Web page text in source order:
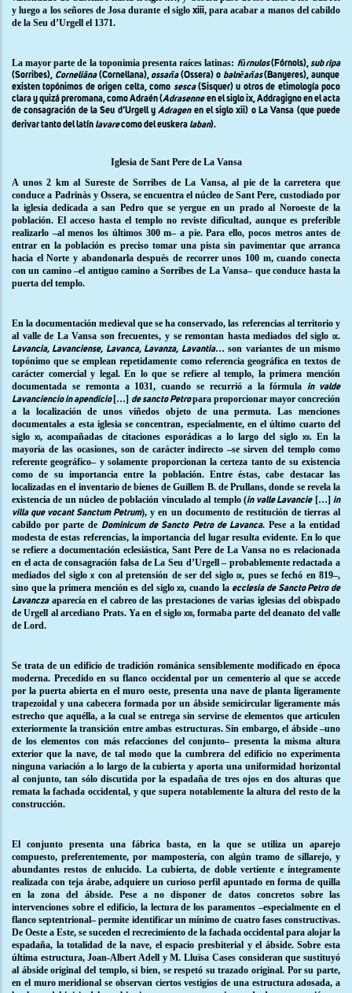
y luego a los señores de Josa durante el siglo xiii, para acabar a manos del cabildo
de la Seu d’Urgell el 1371.
La mayor parte de la toponimia presenta raíces latinas: fŭrnulos(Fórnols),sub rīpa
(Sorribes), Corneliāna(Cornellana), ossarĭa(Ossera) o balnĕarĭas(Banyeres), aunque
existen topónimos de origen celta, como sesca(Sisquer) u otros de etimología poco
clara y quizá preromana, como Adraén (Adrasenneen el sigloix, Addragigno en el acta
de consagración de la Seu d’Urgell yAdragenen el sigloxii) o La Vansa (que puede
derivar tanto del latín lavarecomo del euskera laban).
Iglesia de Sant Pere de La Vansa
A unos 2 km al Sureste de Sorribes de La Vansa, al pie de la carretera que
conduce a Padrinàs y Ossera, se encuentra el núcleo de Sant Pere, custodiado por
la iglesia dedicada a san Pedro que se yergue en un prado al Noroeste de la
población. El acceso hasta el templo no reviste dificultad, aunque es preferible
realizarlo –al menos los últimos 300 m– a pie. Para ello, pocos metros antes de
entrar en la población es preciso tomar una pista sin pavimentar que arranca
hacia el Norte y abandonarla después de recorrer unos 100 m, cuando conecta
con un camino –el antiguo camino a Sorribes de La Vansa– que conduce hasta la
puerta del templo.
En la documentación medieval que se ha conservado, las referencias al territorio y
al valle de La Vansa son frecuentes, y se remontan hasta mediados del siglo ix.
Lavancia, Lavanciense, Lavanca, Lavanza, Lavantia… son variantes de un mismo
topónimo que se emplean repetidamente como referencia geográfica en textos de
carácter comercial y legal. En lo que se refiere al templo, la primera mención
documentada se remonta a 1031, cuando se recurrió a la fórmulain valde
Lavanciencio in apendicio […] de sancto Petropara proporcionar mayor concreción
a la localización de unos viñedos objeto de una permuta. Las menciones
documentales a esta iglesia se concentran, especialmente, en el último cuarto del
siglo xi, acompañadas de citaciones esporádicas a lo largo del siglo xii. En la
mayoría de las ocasiones, son de carácter indirecto –se sirven del templo como
referente geográfico– y solamente proporcionan la certeza tanto de su existencia
como de su importancia entre la población. Entre éstas, cabe destacar las
localizadas en el inventario de bienes de Guillem B. de Prullans, donde se revela la
existencia de un núcleo de población vinculado al templo (in valle Lavancie[…]in
villa que vocant Sanctum Petrum), y en un documento de restitución de tierras al
cabildo por parte deDominicum de Sancto Petro de Lavanca. Pese a la entidad
modesta de estas referencias, la importancia del lugar resulta evidente. En lo que
se refiere a documentación eclesiástica, Sant Pere de La Vansa no es relacionada
en el acta de consagración falsa de La Seu d’Urgell – probablemente redactada a
mediados del siglox con al pretensión de ser del sigloix, pues se fechó en 819–,
sino que la primera mención es del sigloxii, cuando la ecclesia de Sancto Petro de
Lavanczaaparecía en el cabreo de las prestaciones de varias iglesias del obispado
de Urgell al arcediano Prats. Ya en el siglo xiii, formaba parte del deanato del valle
de Lord.
Se trata de un edificio de tradición románica sensiblemente modificado en época
moderna. Precedido en su flanco occidental por un cementerio al que se accede
por la puerta abierta en el muro oeste, presenta una nave de planta ligeramente
trapezoidal y una cabecera formada por un ábside semicircular ligeramente más
estrecho que aquélla, a la cual se entrega sin servirse de elementos que articulen
exteriormente la transición entre ambas estructuras. Sin embargo, el ábside –uno
de los elementos con más refacciones del conjunto– presenta la misma altura
exterior que la nave, de tal modo que la cumbrera del edificio no experimenta
ninguna variación a lo largo de la cubierta y aporta una uniformidad horizontal
al conjunto, tan sólo discutida por la espadaña de tres ojos en dos alturas que
remata la fachada occidental, y que supera notablemente la altura del resto de la
construcción.
El conjunto presenta una fábrica basta, en la que se utiliza un aparejo
compuesto, preferentemente, por mampostería, con algún tramo de sillarejo, y
abundantes restos de enlucido. La cubierta, de doble vertiente e íntegramente
realizada con teja árabe, adquiere un curioso perfil apuntado en forma de quilla
en la zona del ábside. Pese a no disponer de datos concretos sobre las
intervenciones sobre el edificio, la lectura de los paramentos –especialmente en el
flanco septentrional– permite identificar un mínimo de cuatro fases constructivas.
De Oeste a Este, se suceden el recrecimiento de la fachada occidental para alojar la
espadaña, la totalidad de la nave, el espacio presbiterial y el ábside. Sobre esta
última estructura, Joan-Albert Adell y M. Lluïsa Cases consideran que sustituyó
al ábside original del templo, si bien, se respetó su trazado original. Por su parte,
en el muro meridional se observan ciertos vestigios de una estructura adosada, a